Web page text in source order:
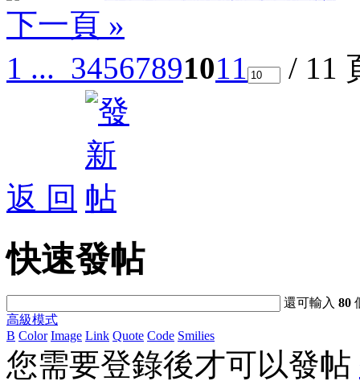
下一頁 »
1 ... 34567891011 / 11
返 回
快速發帖
還可輸入80
高級模式
B Color Image Link Quote Code Smilies
您需要登錄後才可以發帖